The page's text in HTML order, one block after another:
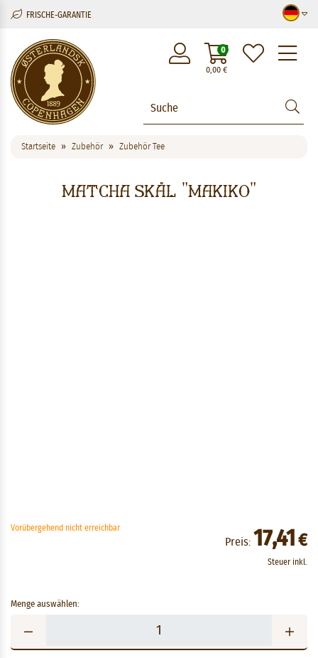
FRISCHE-GARANTIE
0,00€
0
Startseite Zubehör Zubehör Tee
Matcha Skål "Makiko"
Vorübergehend nicht erreichbar
Preis: 17,41 €
Steuer inkl.
Menge auswählen: